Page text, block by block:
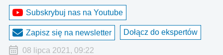
Subskrybuj nas na Youtube
Zapisz się na newsletter Dołącz do ekspertów
08 lipca 2021, 09:22